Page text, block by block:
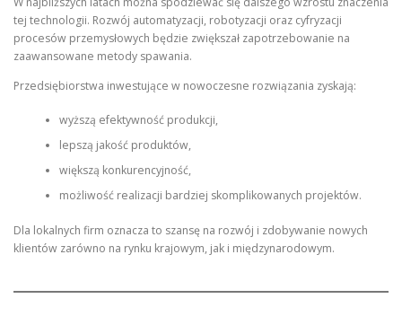
tej technologii. Rozwój automatyzacji, robotyzacji oraz cyfryzacji
procesów przemysłowych będzie zwiększał zapotrzebowanie na
zaawansowane metody spawania.
Przedsiębiorstwa inwestujące w nowoczesne rozwiązania zyskają:
wyższą efektywność produkcji,
lepszą jakość produktów,
większą konkurencyjność,
możliwość realizacji bardziej skomplikowanych projektów.
Dla lokalnych firm oznacza to szansę na rozwój i zdobywanie nowych
klientów zarówno na rynku krajowym, jak i międzynarodowym.